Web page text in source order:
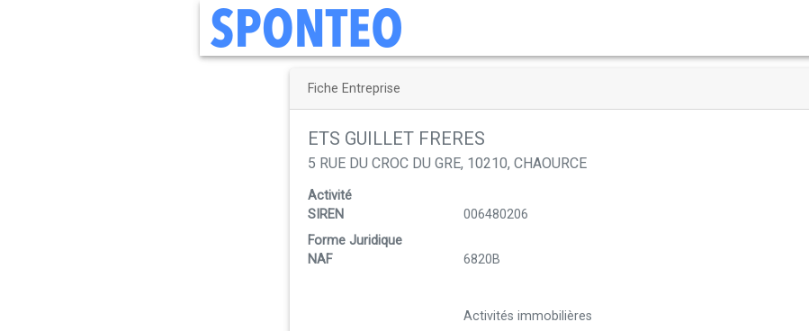
Fiche Entreprise
ETS GUILLET FRERES
5 RUE DU CROC DU GRE, 10210, CHAOURCE
Activité
SIREN
006480206
Forme Juridique
NAF
6820B
Activités immobilières